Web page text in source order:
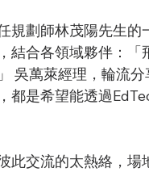
規劃師林茂陽先生
結合各領域夥伴：
吳萬萊經理，輪流
都是希望能透過
此交流的太熱絡，